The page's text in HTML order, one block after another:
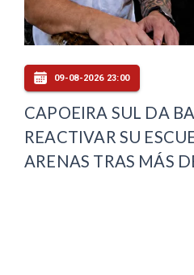
09-08-2026 23:00
CAPOEIRA SUL DA
REACTIVAR SU
ARENAS TRAS MÁS